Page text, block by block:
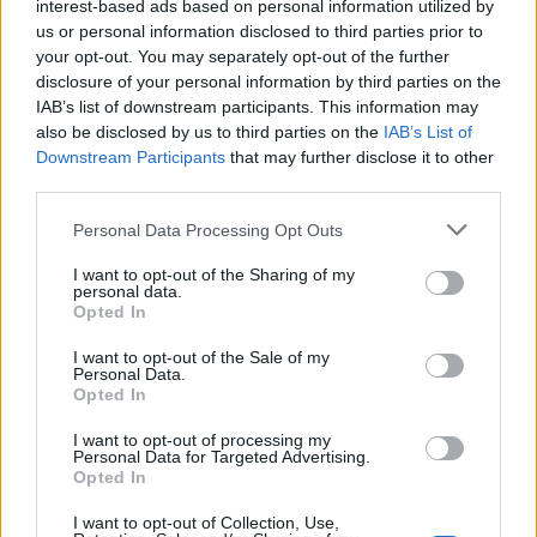
interest-based ads based on personal information utilized by
us or personal information disclosed to third parties prior to
your opt-out. You may separately opt-out of the further
disclosure of your personal information by third parties on the
IAB’s list of downstream participants. This information may
also be disclosed by us to third parties on the IAB’s List of
Downstream Participants that may further disclose it to other
Personal Data Processing Opt Outs
I want to opt-out of the Sharing of my
personal data.
Opted In
I want to opt-out of the Sale of my
Personal Data.
Opted In
I want to opt-out of processing my
Personal Data for Targeted Advertising.
Opted In
I want to opt-out of Collection, Use,
ΧΩΡΙΑ
Η Θερμή γιόρτασε τους
γευστικούς θησαυρούς της
Λέσβου
Λάδι και τυρί βρέθηκαν στο
επίκεντρο της γιορτής που
πραγματοποιήθηκε στο Δημοτικό
Σχολείο της Θερμής, στο πλαίσιο
Καλοκαιριού
ΠΟΛΙΤΙΚΗ
Στη Θεσσαλονίκη τα
αποκαλυπτήρια του οικονομικού
προγράμματος της ΕΛ.Α.Σ.
Ο Αλέξης Τσίπρας παρουσιάζει
στις αρχές Σεπτεμβρίου το
τετραετές σχέδιο της Ελληνικής
Αριστερής Συμπαράταξης για την
ακρίβεια, τη φορολογική
δικαιοσύνη, την παραγωγική
ανασυγκρότηση και την ενίσχυση